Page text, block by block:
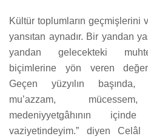
Kültür toplumların geçmişlerini
yansıtan aynadır. Bir yandan
yandan gelecekteki
biçimlerine yön veren
Geçen yüzyılın başında,
mu’azzam,
medeniyyetgâhının
vaziyetindeyim.” diyen Celâl